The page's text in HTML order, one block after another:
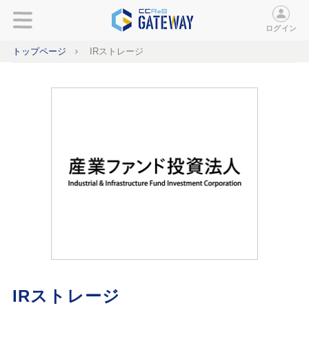
ログイン
トップページ IRストレージ
IRストレージ